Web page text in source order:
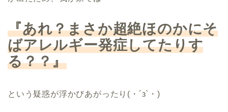
『あれ？まさか超絶ほのかにそ
ばアレルギー発症してたりす
る？？』
という疑惑が浮かびあがったり(・´з`・)